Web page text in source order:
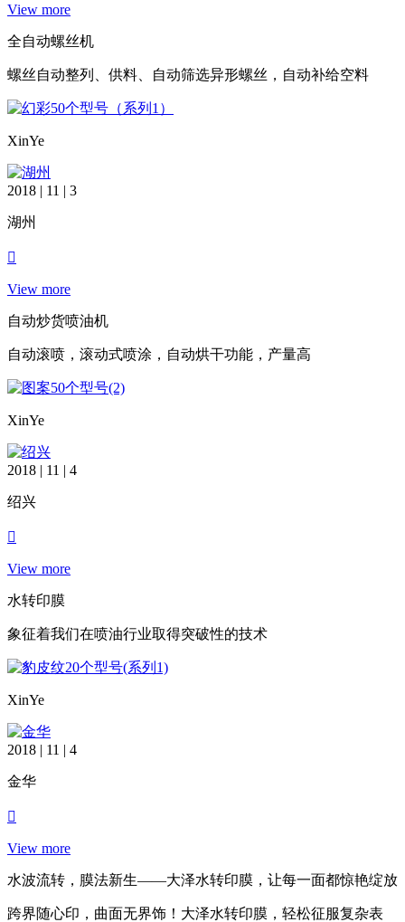
View more
全自动螺丝机
螺丝自动整列、供料、自动筛选异形螺丝，自动补给空料
XinYe
2018 | 11 | 3
湖州
View more
自动炒货喷油机
自动滚喷，滚动式喷涂，自动烘干功能，产量高
XinYe
2018 | 11 | 4
绍兴
View more
水转印膜
象征着我们在喷油行业取得突破性的技术
XinYe
2018 | 11 | 4
金华
View more
水波流转，膜法新生——大泽水转印膜，让每一面都惊艳绽放
跨界随心印，曲面无界饰！大泽水转印膜，轻松征服复杂表